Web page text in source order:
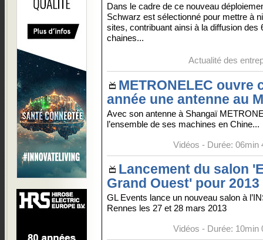
Dans le cadre de ce nouveau
Schwarz est sélectionné pour mettre à
sites, contribuant ainsi à la diffusion des
chaines...
Actualité des
METRONELEC ouvre
année une antenne au
Avec son antenne à Shangaï
l’ensemble de ses machines en Chine...
Vidéos - Durée: 06min
Lancement du salon
Grand Ouest' pour 2013
GL Events lance un nouveau salon à
Rennes les 27 et 28 mars 2013
Vidéos - Durée: 10min